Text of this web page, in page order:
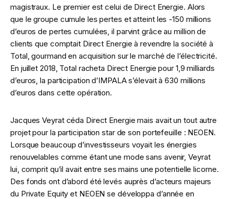
magistraux. Le premier est celui de Direct Energie. Alors
que le groupe cumule les pertes et atteint les -150 millions
d’euros de pertes cumulées, il parvint grâce au million de
clients que comptait Direct Energie à revendre la société à
Total, gourmand en acquisition sur le marché de l’électricité.
En juillet 2018, Total racheta Direct Energie pour 1,9 milliards
d’euros, la participation d’IMPALA s’élevait à 630 millions
d’euros dans cette opération.
Jacques Veyrat céda Direct Energie mais avait un tout autre
projet pour la participation star de son portefeuille : NEOEN.
Lorsque beaucoup d’investisseurs voyait les énergies
renouvelables comme étant une mode sans avenir, Veyrat
lui, comprit qu’il avait entre ses mains une potentielle licorne.
Des fonds ont d’abord été levés auprès d’acteurs majeurs
du Private Equity et NEOEN se développa d’année en